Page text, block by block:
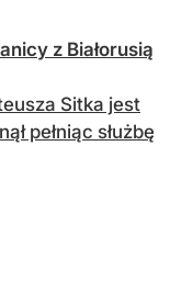
z Białorusią
Sitka jest
pełniąc służbę